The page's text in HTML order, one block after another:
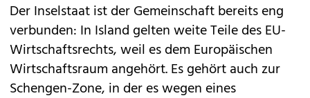
Der Inselstaat ist der Gemeinschaft bereits eng
verbunden: In Island gelten weite Teile des EU-
Wirtschaftsrechts, weil es dem Europäischen
Wirtschaftsraum angehört. Es gehört auch zur
Schengen-Zone, in der es wegen eines